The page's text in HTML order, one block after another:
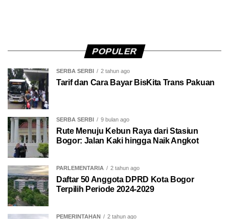
POPULER
SERBA SERBI 2 tahun ago
Tarif dan Cara Bayar BisKita Trans Pakuan
SERBA SERBI 9 bulan ago
Rute Menuju Kebun Raya dari Stasiun
Bogor: Jalan Kaki hingga Naik Angkot
PARLEMENTARIA 2 tahun ago
Daftar 50 Anggota DPRD Kota Bogor
Terpilih Periode 2024-2029
PEMERINTAHAN 2 tahun ago